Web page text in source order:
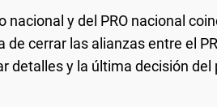
nacional y del PRO nacional
cerrar las alianzas entre el
detalles y la última decisión